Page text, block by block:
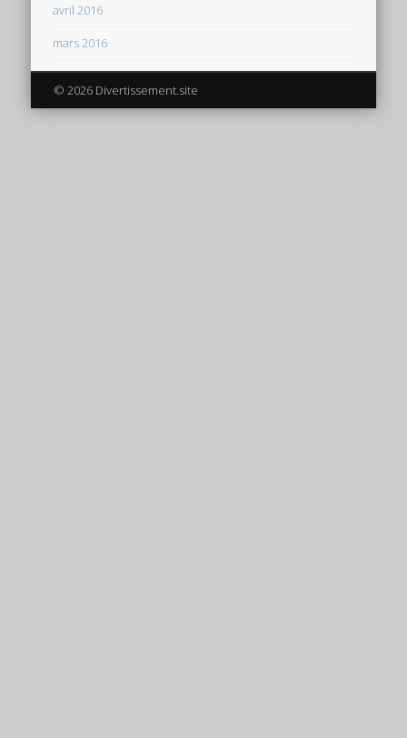
avril 2016
mars 2016
© 2026 Divertissement.site